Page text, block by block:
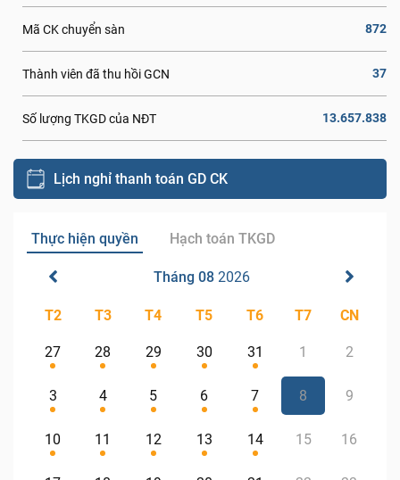
Mã CK chuyển sàn 872
Thành viên đã thu hồi GCN 37
Số lượng TKGD của NĐT 13.657.838
Lịch nghỉ thanh toán GD CK
Thực hiện quyền Hạch toán TKGD
Tháng 08 2026
T2 T3 T4 T5 T6 T7 CN
27 28 29 30 31 1 2
3 4 5 6 7 8 9
10 11 12 13 14 15 16